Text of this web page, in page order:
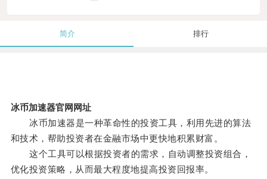
简介 排行
冰币加速器官网网址
冰币加速器是一种革命性的投资工具，利用先进的算法
和技术，帮助投资者在金融市场中更快地积累财富。
这个工具可以根据投资者的需求，自动调整投资组合，
优化投资策略，从而最大程度地提高投资回报率。